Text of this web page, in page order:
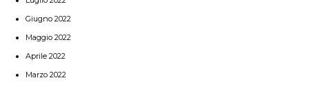
Giugno 2022
Maggio 2022
Aprile 2022
Marzo 2022